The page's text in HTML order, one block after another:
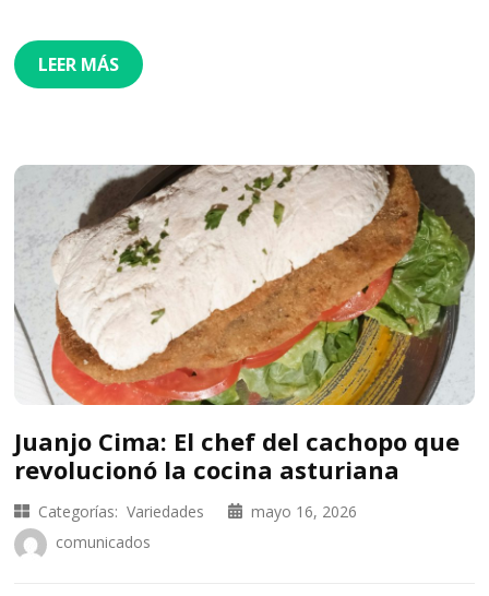
LEER MÁS
Juanjo Cima: El chef del cachopo que
revolucionó la cocina asturiana
Categorías: Variedades
mayo 16, 2026
comunicados